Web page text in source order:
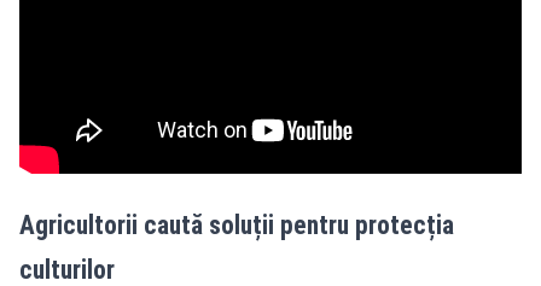
Agricultorii caută soluții pentru protecția
culturilor